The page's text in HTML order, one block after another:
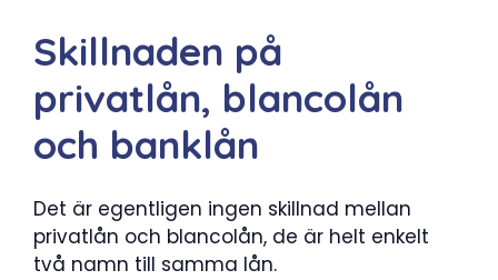
Skillnaden på
privatlån, blancolån
och banklån
Det är egentligen ingen skillnad mellan
privatlån och blancolån, de är helt enkelt
två namn till samma lån.